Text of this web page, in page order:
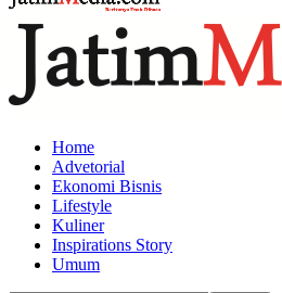
Home
Advetorial
Ekonomi Bisnis
Lifestyle
Kuliner
Inspirations Story
Umum